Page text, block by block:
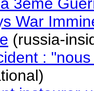
3ème
War
(russia-
: